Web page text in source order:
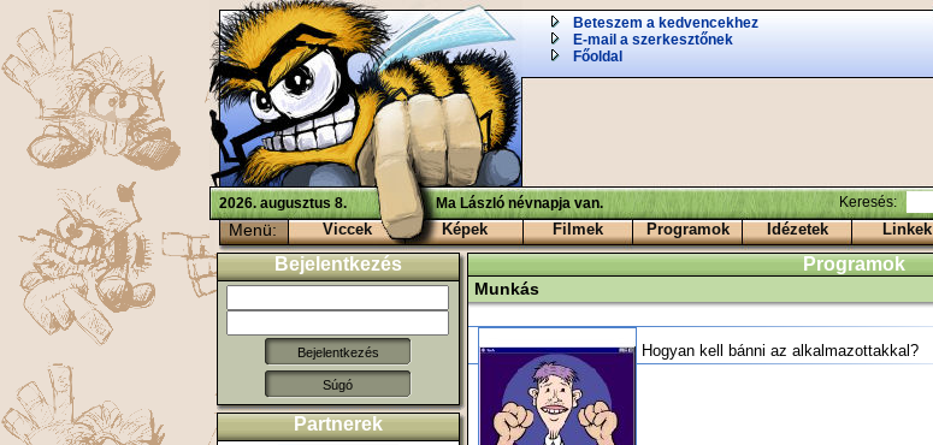
Beteszem a kedvencekhez
E-mail a szerkesztőnek
Főoldal
2026. augusztus 8. Ma László névnapja van. Keresés:
Menü: Viccek Képek Filmek Programok Idézetek Linkek
Bejelentkezés
Súgó
Partnerek
Programok
Munkás
Hogyan kell bánni az alkalmazottakkal?